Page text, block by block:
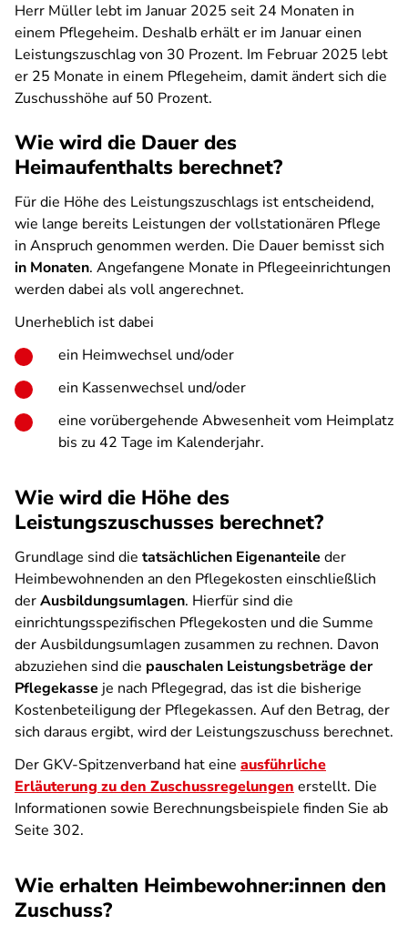
Herr Müller lebt im Januar 2025 seit 24 Monaten in
einem Pflegeheim. Deshalb erhält er im Januar einen
Leistungszuschlag von 30 Prozent. Im Februar 2025 lebt
er 25 Monate in einem Pflegeheim, damit ändert sich die
Zuschusshöhe auf 50 Prozent.
Wie wird die Dauer des
Heimaufenthalts berechnet?
Für die Höhe des Leistungszuschlags ist entscheidend,
wie lange bereits Leistungen der vollstationären Pflege
in Anspruch genommen werden. Die Dauer bemisst sich
in Monaten. Angefangene Monate in Pflegeeinrichtungen
werden dabei als voll angerechnet.
Unerheblich ist dabei
ein Heimwechsel und/oder
ein Kassenwechsel und/oder
eine vorübergehende Abwesenheit vom Heimplatz
bis zu 42 Tage im Kalenderjahr.
Wie wird die Höhe des
Leistungszuschusses berechnet?
Grundlage sind die tatsächlichen Eigenanteile der
Heimbewohnenden an den Pflegekosten einschließlich
derAusbildungsumlagen. Hierfür sind die
einrichtungsspezifischen Pflegekosten und die Summe
der Ausbildungsumlagen zusammen zu rechnen. Davon
abzuziehen sind die pauschalen Leistungsbeträge der
Pflegekasse je nach Pflegegrad, das ist die bisherige
Kostenbeteiligung der Pflegekassen. Auf den Betrag, der
sich daraus ergibt, wird der Leistungszuschuss berechnet.
Der GKV-Spitzenverband hat eine ausführliche
Erläuterung zu den Zuschussregelungen erstellt. Die
Informationen sowie Berechnungsbeispiele finden Sie ab
Seite 302.
Wie erhalten Heimbewohner:innen den
Zuschuss?